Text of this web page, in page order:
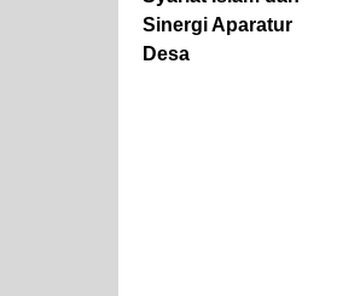
Sinergi Aparatur
Desa